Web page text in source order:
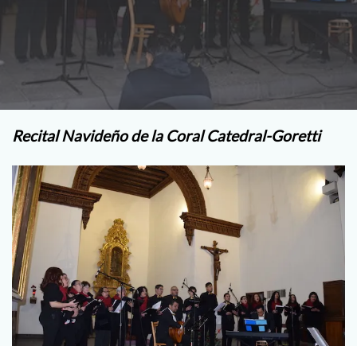
Recital Navideño de la Coral Catedral-Goretti